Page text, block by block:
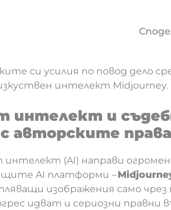
си усилия по повод дело
интелект Midjourney.
интелект и
авторските
(AI) направи
AI платформи –
изображения само
идват и сериозни правни